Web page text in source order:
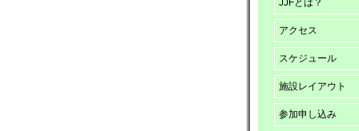
JJFとは？
アクセス
スケジュール
施設レイアウト
参加申し込み